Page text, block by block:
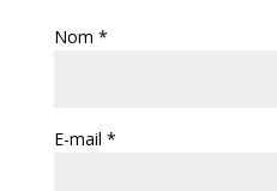
Nom *
E-mail *